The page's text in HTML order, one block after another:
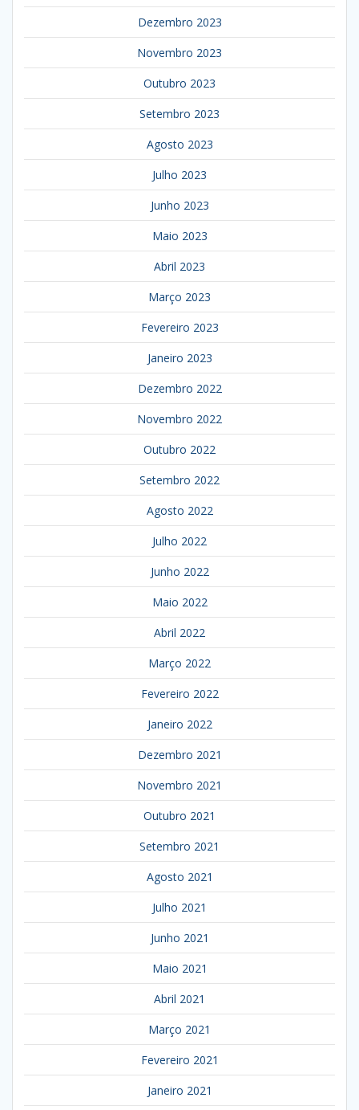
Dezembro 2023
Novembro 2023
Outubro 2023
Setembro 2023
Agosto 2023
Julho 2023
Junho 2023
Maio 2023
Abril 2023
Março 2023
Fevereiro 2023
Janeiro 2023
Dezembro 2022
Novembro 2022
Outubro 2022
Setembro 2022
Agosto 2022
Julho 2022
Junho 2022
Maio 2022
Abril 2022
Março 2022
Fevereiro 2022
Janeiro 2022
Dezembro 2021
Novembro 2021
Outubro 2021
Setembro 2021
Agosto 2021
Julho 2021
Junho 2021
Maio 2021
Abril 2021
Março 2021
Fevereiro 2021
Janeiro 2021